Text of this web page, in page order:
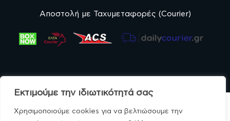
Εκτιμούμε την ιδιωτικότητά σας
Χρησιμοποιούμε cookies για να βελτιώσουμε την
Αποστολή με Ταχυμεταφορές (Courier)